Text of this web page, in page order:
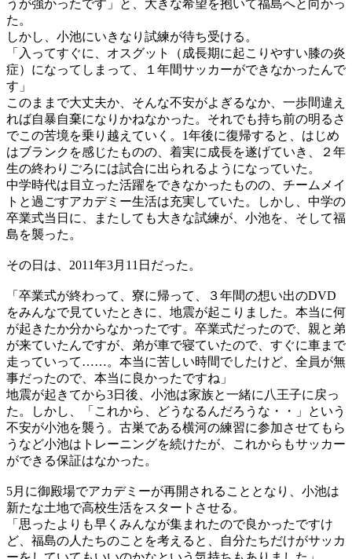
うが強かったです」と、大きな希望を抱いて福島へと向かっ
た。
しかし、小池にいきなり試練が待ち受ける。
「入ってすぐに、オスグット（成長期に起こりやすい膝の炎
症）になってしまって、１年間サッカーができなかったんで
す」
このままで大丈夫か、そんな不安がよぎるなか、一歩間違え
れば自暴自棄になりかねなかった。それでも持ち前の明るさ
でこの苦境を乗り越えていく。1年後に復帰すると、はじめ
はブランクを感じたものの、着実に成長を遂げていき、２年
生の終わりごろには試合に出られるようになっていた。
中学時代は目立った活躍をできなかったものの、チームメイ
トと過ごすアカデミー生活は充実していた。しかし、中学の
卒業式当日に、またしても大きな試練が、小池を、そして福
島を襲った。
その日は、2011年3月11日だった。
「卒業式が終わって、寮に帰って、３年間の想い出のDVD
をみんなで見ていたときに、地震が起こりました。本当に何
が起きたか分からなかったです。卒業式だったので、親と弟
が来ていたんですが、弟が車で寝ていたので、すぐに車まで
走っていって……。本当に苦しい時間でしたけど、全員が無
事だったので、本当に良かったですね」
地震が起きてから3日後、小池は家族と一緒に八王子に戻っ
た。しかし、「これから、どうなるんだろうな・・」という
不安が小池を襲う。古巣である横河の練習に参加させてもら
うなど小池はトレーニングを続けたが、これからもサッカー
ができる保証はなかった。
5月に御殿場でアカデミーが再開されることとなり、小池は
新たな土地で高校生活をスタートさせる。
「思ったよりも早くみんなが集まれたので良かったですけ
ど、福島の人たちのことを考えると、自分たちだけがサッカ